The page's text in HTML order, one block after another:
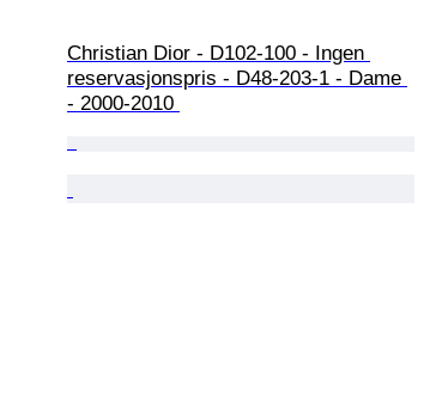
Christian Dior - D102-100 - Ingen
reservasjonspris - D48-203-1 - Dame
- 2000-2010